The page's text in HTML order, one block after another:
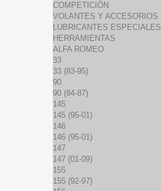
COMPETICIÓN
VOLANTES Y ACCESORIOS
LUBRICANTES ESPECIALES
HERRAMIENTAS
ALFA ROMEO
33
33 (83-95)
90
90 (84-87)
145
145 (95-01)
146
146 (95-01)
147
147 (01-09)
155
155 (92-97)